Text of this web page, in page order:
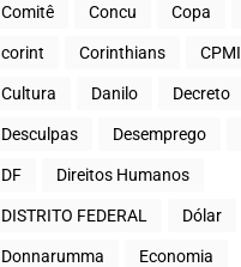
Comitê Concu Copa
corint Corinthians CPMI
Cultura Danilo Decreto
Desculpas Desemprego
DF Direitos Humanos
DISTRITO FEDERAL Dólar
Donnarumma Economia